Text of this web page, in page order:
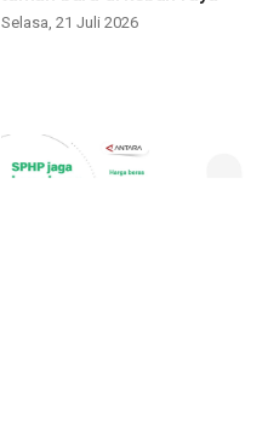
Selasa, 21 Juli 2026